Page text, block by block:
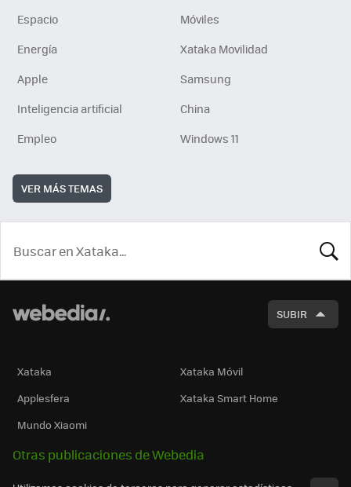
Espacio
Móviles
Energía
Xataka Movilidad
Apple
Samsung
Inteligencia artificial
China
Empleo
Windows 11
VER MÁS TEMAS
SUBIR
Xataka
Xataka Móvil
Applesfera
Xataka Smart Home
Mundo Xiaomi
Otras publicaciones de Webedia